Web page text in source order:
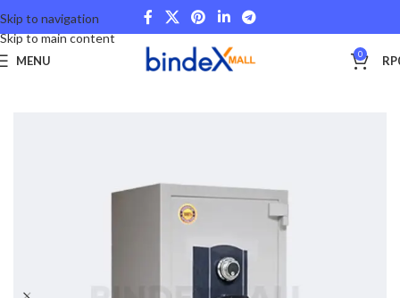
Skip to navigation
Skip to main content
MENU 0 RP
Beranda Filling and Cabinet